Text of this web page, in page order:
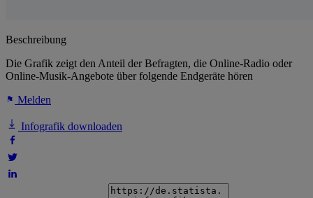
Beschreibung
Die Grafik zeigt den Anteil der Befragten, die Online-Radio oder
Online-Musik-Angebote über folgende Endgeräte hören
Melden
Infografik downloaden